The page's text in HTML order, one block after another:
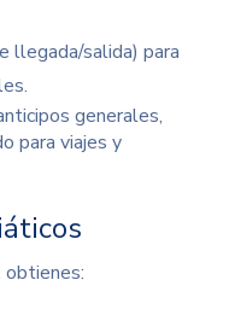
llegada/salida) para
generales,
para viajes y